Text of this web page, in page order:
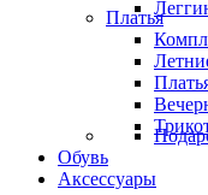
Платья
Обувь
Аксессуары